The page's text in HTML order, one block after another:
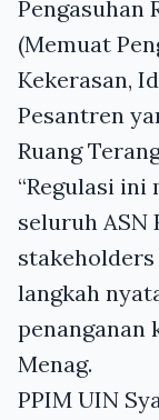
Pengasuhan
(Memuat
Kekerasan,
Pesantren
Ruang
“Regulasi ini
seluruh ASN
langkah
penanganan
Menag.
PPIM UIN